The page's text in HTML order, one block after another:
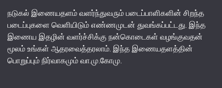
நடுகல் இணையதளம் வளர்ந்துவரும் படைப்பாளிகளின் சிறந்த
படைப்புகளை வெளியிடும் எண்ணமுடன் துவங்கப்பட்டது. இந்த
இணைய இதழின் வளர்ச்சிக்கு நன்கொடைகள் வழங்குவதன்
மூலம் உங்கள் ஆதரவைத்தரலாம். இந்த இணையதளத்தின்
பொறுப்பும் நிர்வாகமும் வா.மு.கோமு.